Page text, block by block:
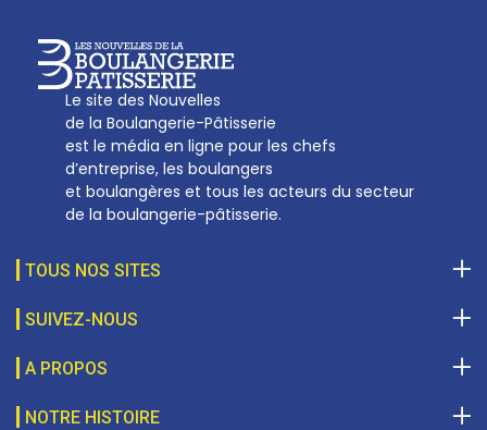
Le site des Nouvelles
de la Boulangerie-Pâtisserie
est le média en ligne pour les chefs
d’entreprise, les boulangers
et boulangères et tous les acteurs du secteur
de la boulangerie-pâtisserie.
TOUS NOS SITES
SUIVEZ-NOUS
A PROPOS
NOTRE HISTOIRE